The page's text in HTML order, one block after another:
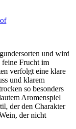
und wird
feine Frucht im
verfolgt eine klare
und klarem
so besonders
Aromenspiel
der den Charakter
der nicht